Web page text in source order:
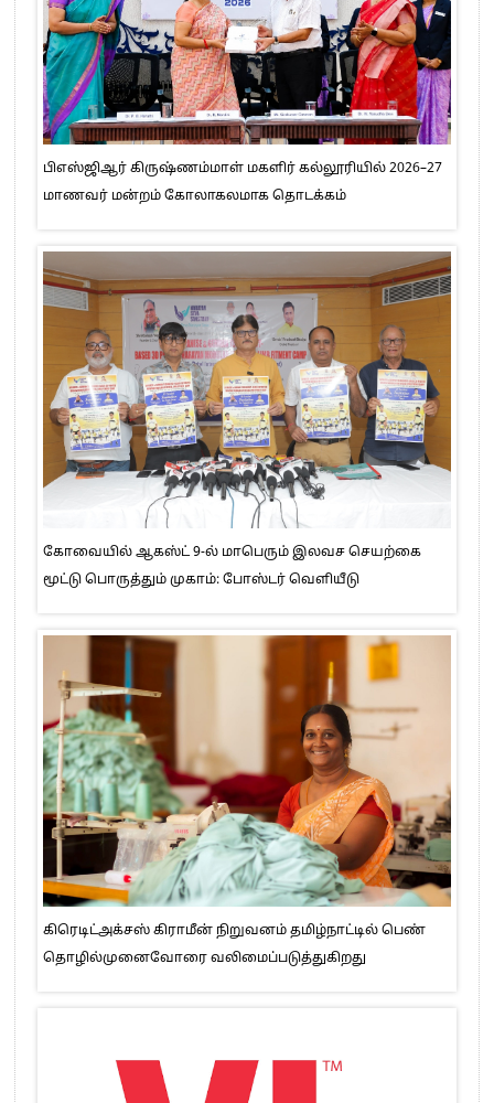
பிஎஸ்ஜிஆர் கிருஷ்ணம்மாள் மகளிர் கல்லூரியில் 2026–27
மாணவர் மன்றம் கோலாகலமாக தொடக்கம்
கோவையில் ஆகஸ்ட் 9-ல் மாபெரும் இலவச செயற்கை
மூட்டு பொருத்தும் முகாம்: போஸ்டர் வெளியீடு
கிரெடிட்அக்சஸ் கிராமீன் நிறுவனம் தமிழ்நாட்டில் பெண்
தொழில்முனைவோரை வலிமைப்படுத்துகிறது